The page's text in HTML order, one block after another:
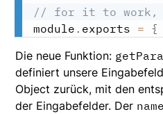
// for it to work,
module . exports = {
Die neue Funktion:
definiert unsere
Object zurück, mit den
der Eingabefelder. Der name